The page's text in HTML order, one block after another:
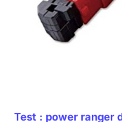
Test : power ranger